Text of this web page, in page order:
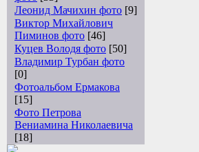
Леонид Мачихин фото [9]
Виктор Михайлович
Пиминов фото [46]
Куцев Володя фото [50]
Владимир Турбан фото
[0]
Фотоальбом Ермакова
[15]
Фото Петрова
Вениамина Николаевича
[18]